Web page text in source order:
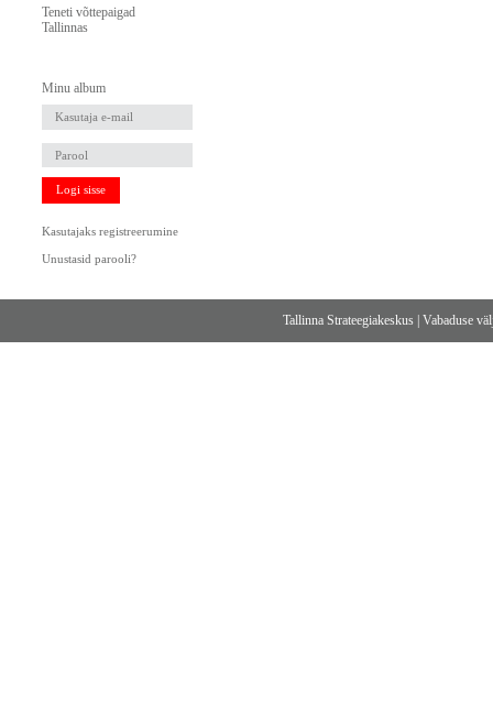
Teneti võttepaigad
Tallinnas
Minu album
Logi sisse
Kasutajaks registreerumine
Unustasid parooli?
Tallinna Strateegiakeskus |Vabaduse